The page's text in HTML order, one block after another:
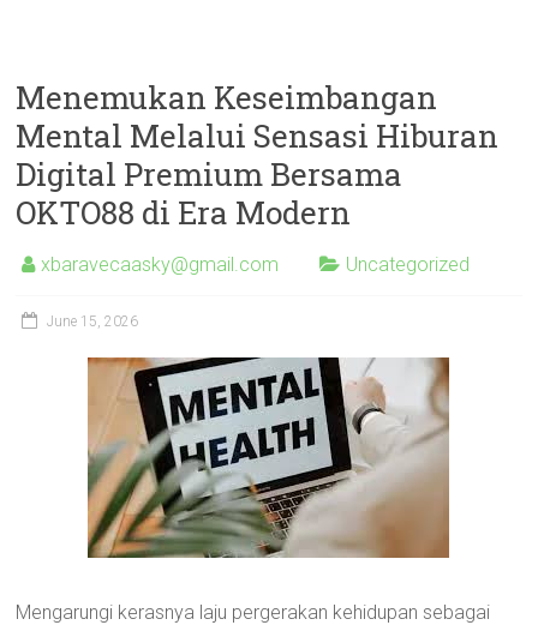
Menemukan Keseimbangan
Mental Melalui Sensasi Hiburan
Digital Premium Bersama
OKTO88 di Era Modern
xbaravecaasky@gmail.com Uncategorized
June 15, 2026
Mengarungi kerasnya laju pergerakan kehidupan sebagai